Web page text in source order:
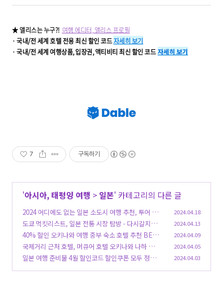
★ 앨리스는 누구?! 여행 에디터, 앨리스 프로필
· 국내/전 세계 호텔 전용 최신 할인 코드자세히 보기
· 국내/전 세계 여행상품, 입장권, 액티비티 최신 할인 코드 자세히 보기
7 구독하기
'아시아, 태평양 여행 > 일본' 카테고리의 다른 글
2024 어디에도 없는 일본 소도시 여행 추천, 투어 상
품 예약 방법 (0)
2024.04.18
도쿄 먹킷리스트, 일본 전통 시장 탐방 - 다시갈지도
101회 세계 시장 음식 특집, 일본 도쿄 (0)
2024.04.13
40% 할인 오키나와 여행 중부 숙소 호텔 추천 BEST
07 + 라쿠텐 트래블 할인코드
(2)
2024.04.09
국제거리 근처 호텔, 머큐어 호텔 오키나와 나하 스탠
다드 더블룸 투숙 후기
(0)
2024.04.05
일본 여행 준비물 4월 할인코드 할인쿠폰 모두 정리,
2024.04.03